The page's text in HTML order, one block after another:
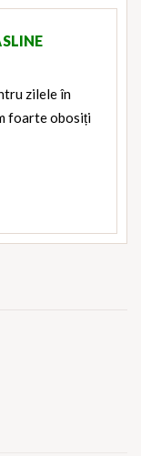
zilele în
foarte obosiți